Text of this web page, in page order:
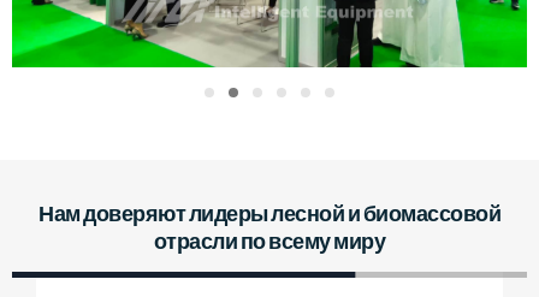
Нам доверяют лидеры лесной и биомассовой
отрасли по всему миру